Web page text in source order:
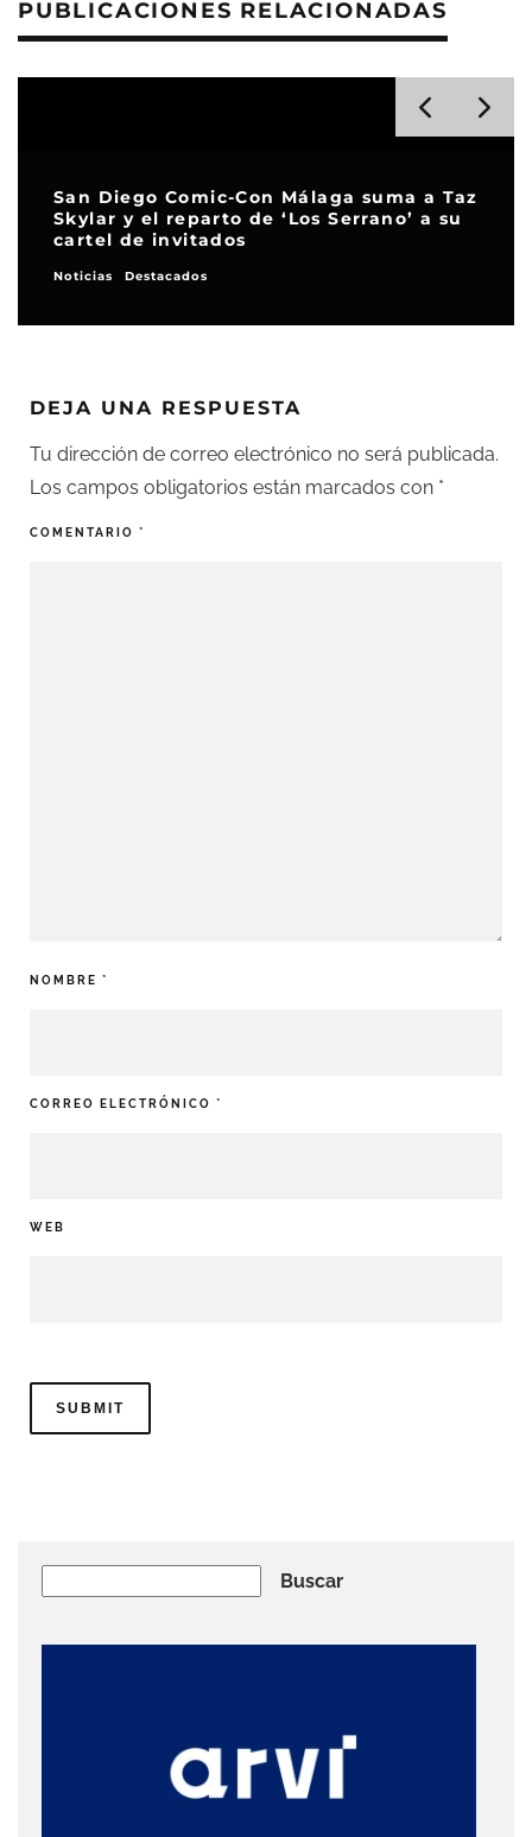
PUBLICACIONES RELACIONADAS
San Diego Comic-Con Málaga suma a Taz
Skylar y el reparto de ‘Los Serrano’ a su
cartel de invitados
Noticias Destacados
DEJA UNA RESPUESTA
Tu dirección de correo electrónico no será publicada.
Los campos obligatorios están marcados con *
COMENTARIO *
NOMBRE *
CORREO ELECTRÓNICO *
WEB
Buscar